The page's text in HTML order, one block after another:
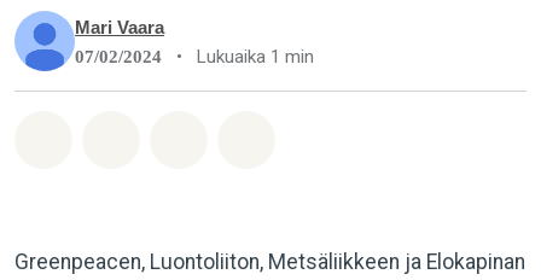
Mari Vaara
07/02/2024 • Lukuaika 1 min
Greenpeacen, Luontoliiton, Metsäliikkeen ja Elokapinan